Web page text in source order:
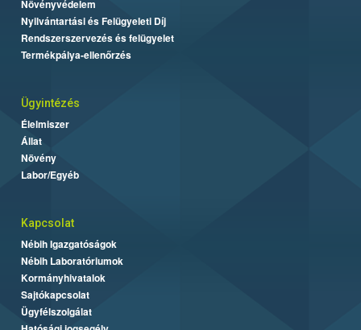
Növényvédelem
Nyilvántartási és Felügyeleti Díj
Rendszerszervezés és felügyelet
Termékpálya-ellenőrzés
Ügyintézés
Élelmiszer
Állat
Növény
Labor/Egyéb
Kapcsolat
Nébih Igazgatóságok
Nébih Laboratóriumok
Kormányhivatalok
Sajtókapcsolat
Ügyfélszolgálat